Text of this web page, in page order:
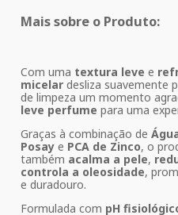
Mais sobre o Produto:
Com uma textura leve e
micelar desliza suavemente
de limpeza um momento
leve perfume para uma
Graças à combinação de
Posay e PCA de Zinco, o
também acalma a pele,
controla a oleosidade,
e duradouro.
Formulada com pH